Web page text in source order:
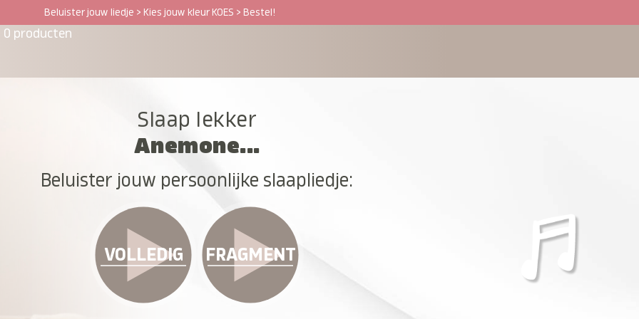
Beluister jouw liedje > Kies jouw kleur KOES > Bestel!
0 producten
Slaap lekker
Anemone...
Beluister jouw persoonlijke slaapliedje:
VOLLEDIG FRAGMENT